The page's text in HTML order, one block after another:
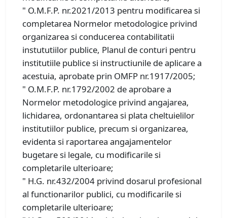
" O.M.F.P. nr.2021/2013 pentru modificarea si
completarea Normelor metodologice privind
organizarea si conducerea contabilitatii
instututiilor publice, Planul de conturi pentru
institutiile publice si instructiunile de aplicare a
acestuia, aprobate prin OMFP nr.1917/2005;
" O.M.F.P. nr.1792/2002 de aprobare a
Normelor metodologice privind angajarea,
lichidarea, ordonantarea si plata cheltuielilor
institutiilor publice, precum si organizarea,
evidenta si raportarea angajamentelor
bugetare si legale, cu modificarile si
completarile ulterioare;
" H.G. nr.432/2004 privind dosarul profesional
al functionarilor publici, cu modificarile si
completarile ulterioare;